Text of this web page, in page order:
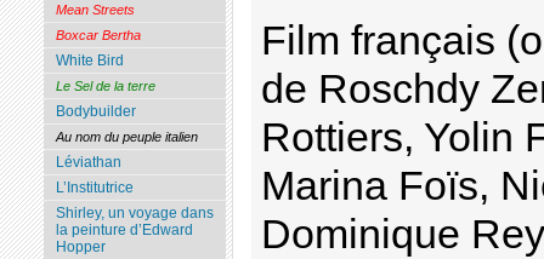
Film français
de Roschdy
Rottiers, Yolin
Marina Foïs,
Dominique
Mean Streets
Boxcar Bertha
White Bird
Le Sel de la terre
Bodybuilder
Au nom du peuple italien
Léviathan
L’Institutrice
Shirley, un voyage dans
la peinture d’Edward
Hopper